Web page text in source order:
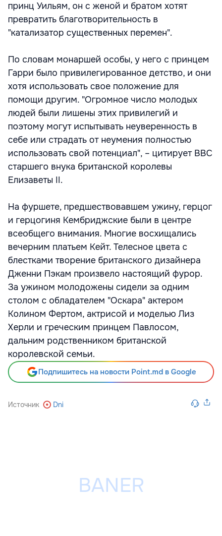
принц Уильям, он с женой и братом хотят
превратить благотворительность в
"катализатор существенных перемен".
По словам монаршей особы, у него с принцем
Гарри было привилегированное детство, и они
хотя использовать свое положение для
помощи другим. "Огромное число молодых
людей были лишены этих привилегий и
поэтому могут испытывать неуверенность в
себе или страдать от неумения полностью
использовать свой потенциал", – цитирует ВВС
старшего внука британской королевы
Елизаветы II.
На фуршете, предшествовавшем ужину, герцог
и герцогиня Кембриджские были в центре
всеобщего внимания. Многие восхищались
вечерним платьем Кейт. Телесное цвета с
блестками творение британского дизайнера
Дженни Пэкам произвело настоящий фурор.
За ужином молодожены сидели за одним
столом с обладателем "Оскара" актером
Колином Фертом, актрисой и моделью Лиз
Херли и греческим принцем Павлосом,
дальним родственником британской
королевской семьи.
Подпишитесь на новости Point.md в Google
Источник Dni